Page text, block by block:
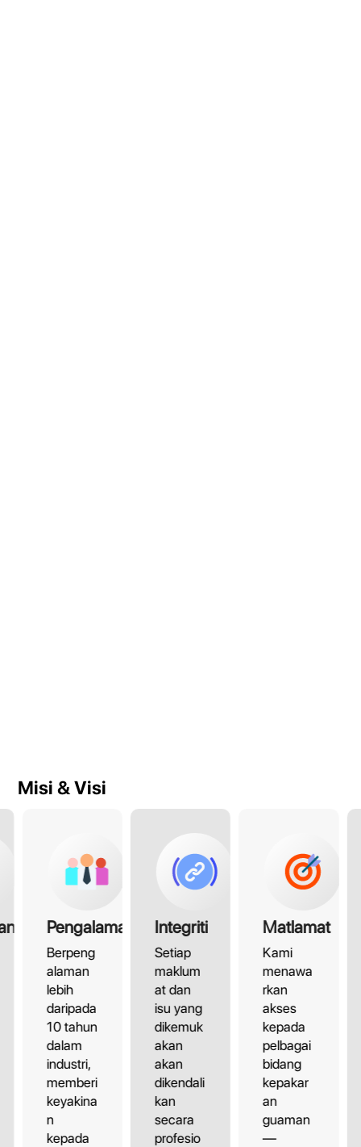
Misi & Visi
Pengalaman
Berpeng
alaman
lebih
daripada
10 tahun
dalam
industri,
memberi
keyakina
n
kepada
Integriti
Setiap
maklum
at dan
isu yang
dikemuk
akan
akan
dikendali
kan
secara
profesio
Matlamat
Kami
menawa
rkan
akses
kepada
pelbagai
bidang
kepakar
an
guaman
—